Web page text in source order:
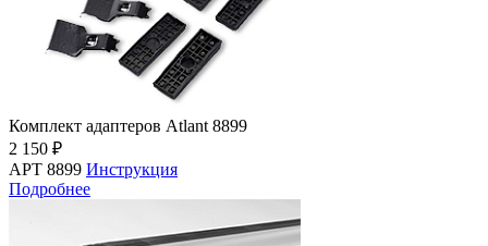
Комплект адаптеров Atlant 8899
2 150 ₽
АРТ 8899 Инструкция
Подробнее